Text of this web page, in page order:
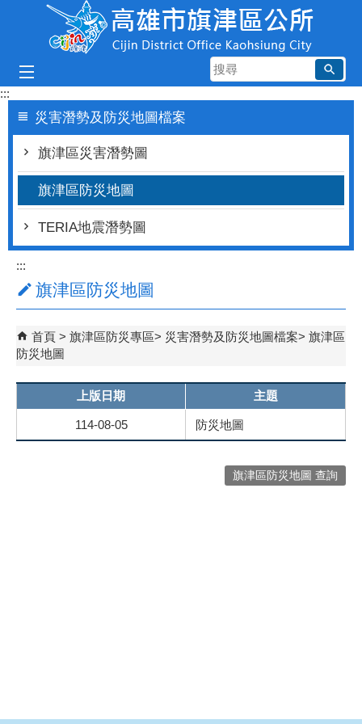
跳到主要內容區塊
搜
尋
:::
災害潛勢及防災地圖檔案
旗津區災害潛勢圖
旗津區防災地圖
TERIA地震潛勢圖
:::
旗津區防災地圖
首頁 旗津區防災專區 災害潛勢及防災地圖檔案
旗津區
防災地圖
上版日期 主題
114-08-05 防災地圖
旗津區防災地圖 查詢